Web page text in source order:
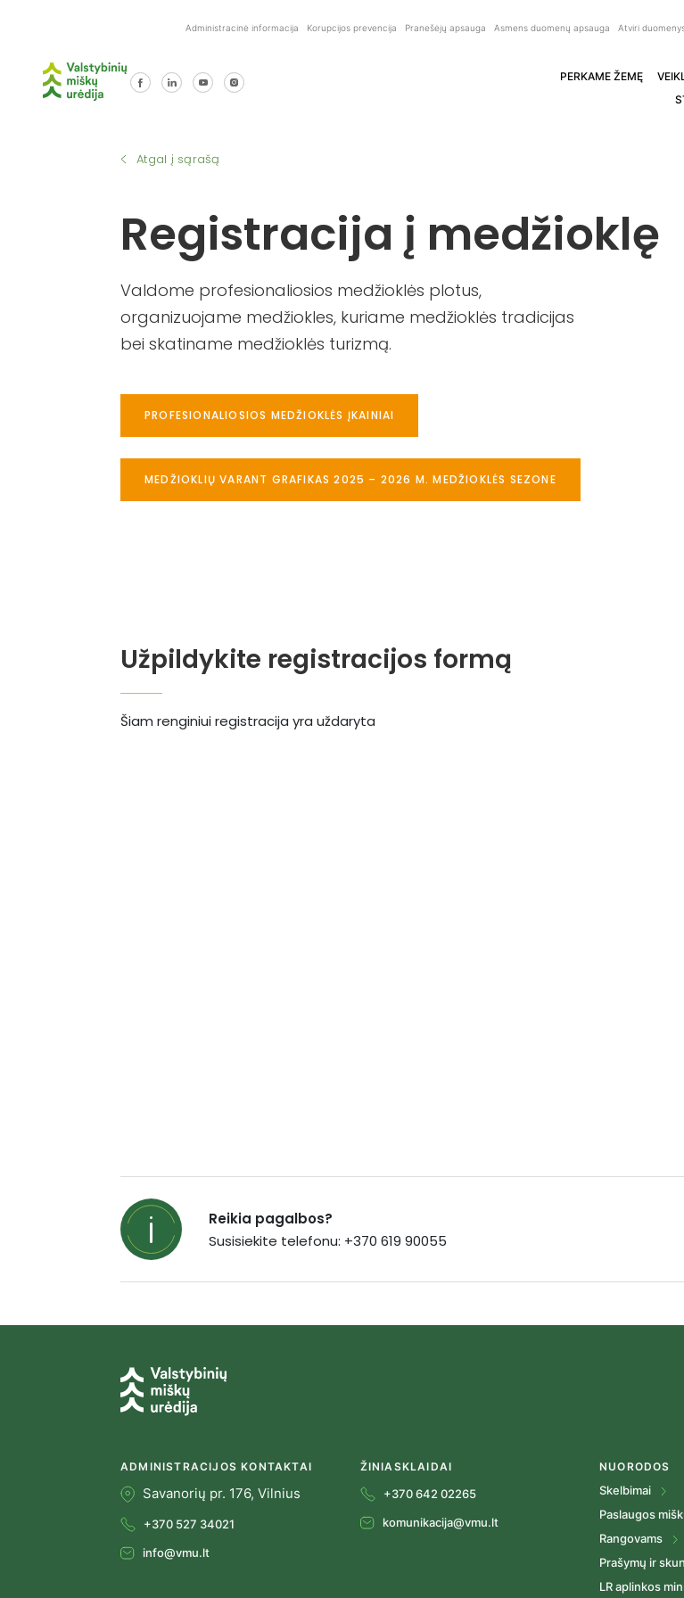
Administracinė informacija Korupcijos prevencija Pranešėjų apsauga Asmens duomenų apsauga Atviri
PERKAME ŽEMĘ
Atgal į sąrašą
Registracija į medžioklę
Valdome profesionaliosios medžioklės plotus,
organizuojame medžiokles, kuriame medžioklės tradicijas
bei skatiname medžioklės turizmą.
PROFESIONALIOSIOS MEDŽIOKLĖS ĮKAINIAI
MEDŽIOKLIŲ VARANT GRAFIKAS 2025 – 2026 M. MEDŽIOKLĖS SEZONE
Užpildykite registracijos formą
Šiam renginiui registracija yra uždaryta
Reikia pagalbos?
Susisiekite telefonu: +370 619 90055
ADMINISTRACIJOS KONTAKTAI
Savanorių pr. 176, Vilnius
+370 527 34021
info@vmu.lt
ŽINIASKLAIDAI
+370 642 02265
komunikacija@vmu.lt
NUORODOS
Skelbimai
Paslaugos
Rangovams
Prašymų ir
LR aplinkos